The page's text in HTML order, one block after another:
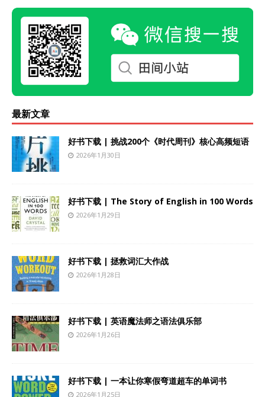
最新文章
好书下载 | 挑战200个《时代周刊》核心高频短语
2026年1月30日
好书下载 | The Story of English in 100 Words
2026年1月29日
好书下载 | 拯救词汇大作战
2026年1月28日
好书下载 | 英语魔法师之语法俱乐部
2026年1月26日
好书下载 | 一本让你寒假弯道超车的单词书
2026年1月25日